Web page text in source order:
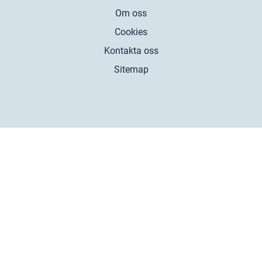
Om oss
Cookies
Kontakta oss
Sitemap